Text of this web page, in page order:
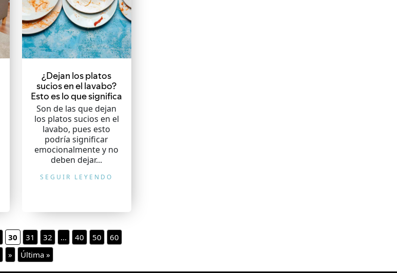
¿Dejan los platos
sucios en el lavabo?
Esto es lo que significa
Son de las que dejan
los platos sucios en el
lavabo, pues esto
podría significar
emocionalmente y no
deben dejar...
SEGUIR LEYENDO
30 31 32 ... 40 50
60
» Última »